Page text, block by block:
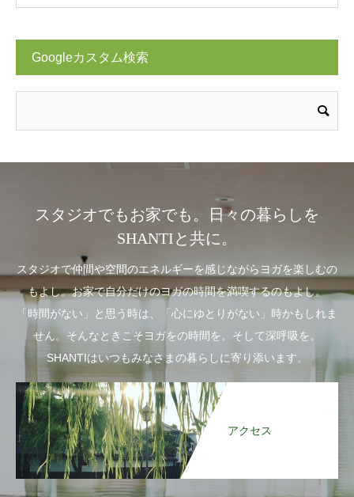
Googleカスタム検索
スタジオでもお家でも。日々の暮らしを
SHANTIと共に。
スタジオで仲間や空間のエネルギーを感じながらヨガを楽しむの
もよし。お家で自分だけのヨガの時間を満喫するのもよし。
「時間がない」と思う時は、「心にゆとりがない」時かもしれま
せん。そんなときこそヨガをの時間を。そして深呼吸を。
SHANTIはいつもみなさまの暮らしに寄り添います。
アクセス